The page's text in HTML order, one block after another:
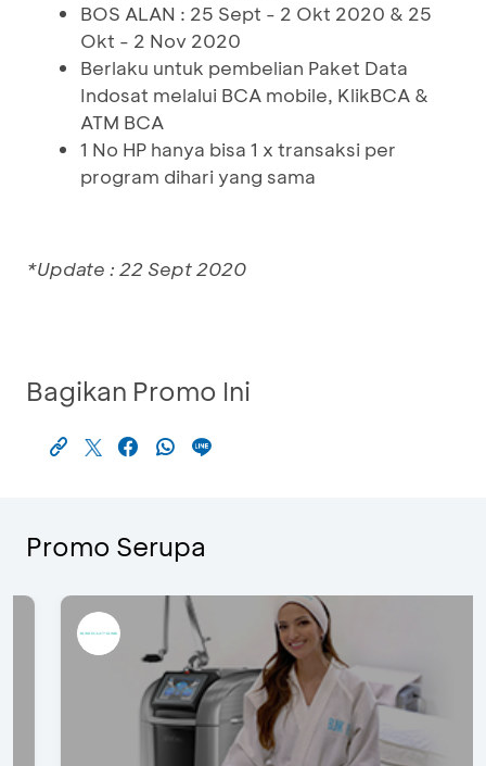
BOS ALAN : 25 Sept - 2 Okt 2020 & 25
Okt - 2 Nov 2020
Berlaku untuk pembelian Paket Data
Indosat melalui BCA mobile, KlikBCA &
ATM BCA
1 No HP hanya bisa 1 x transaksi per
program dihari yang sama
*Update : 22 Sept 2020
Bagikan Promo Ini
Promo Serupa